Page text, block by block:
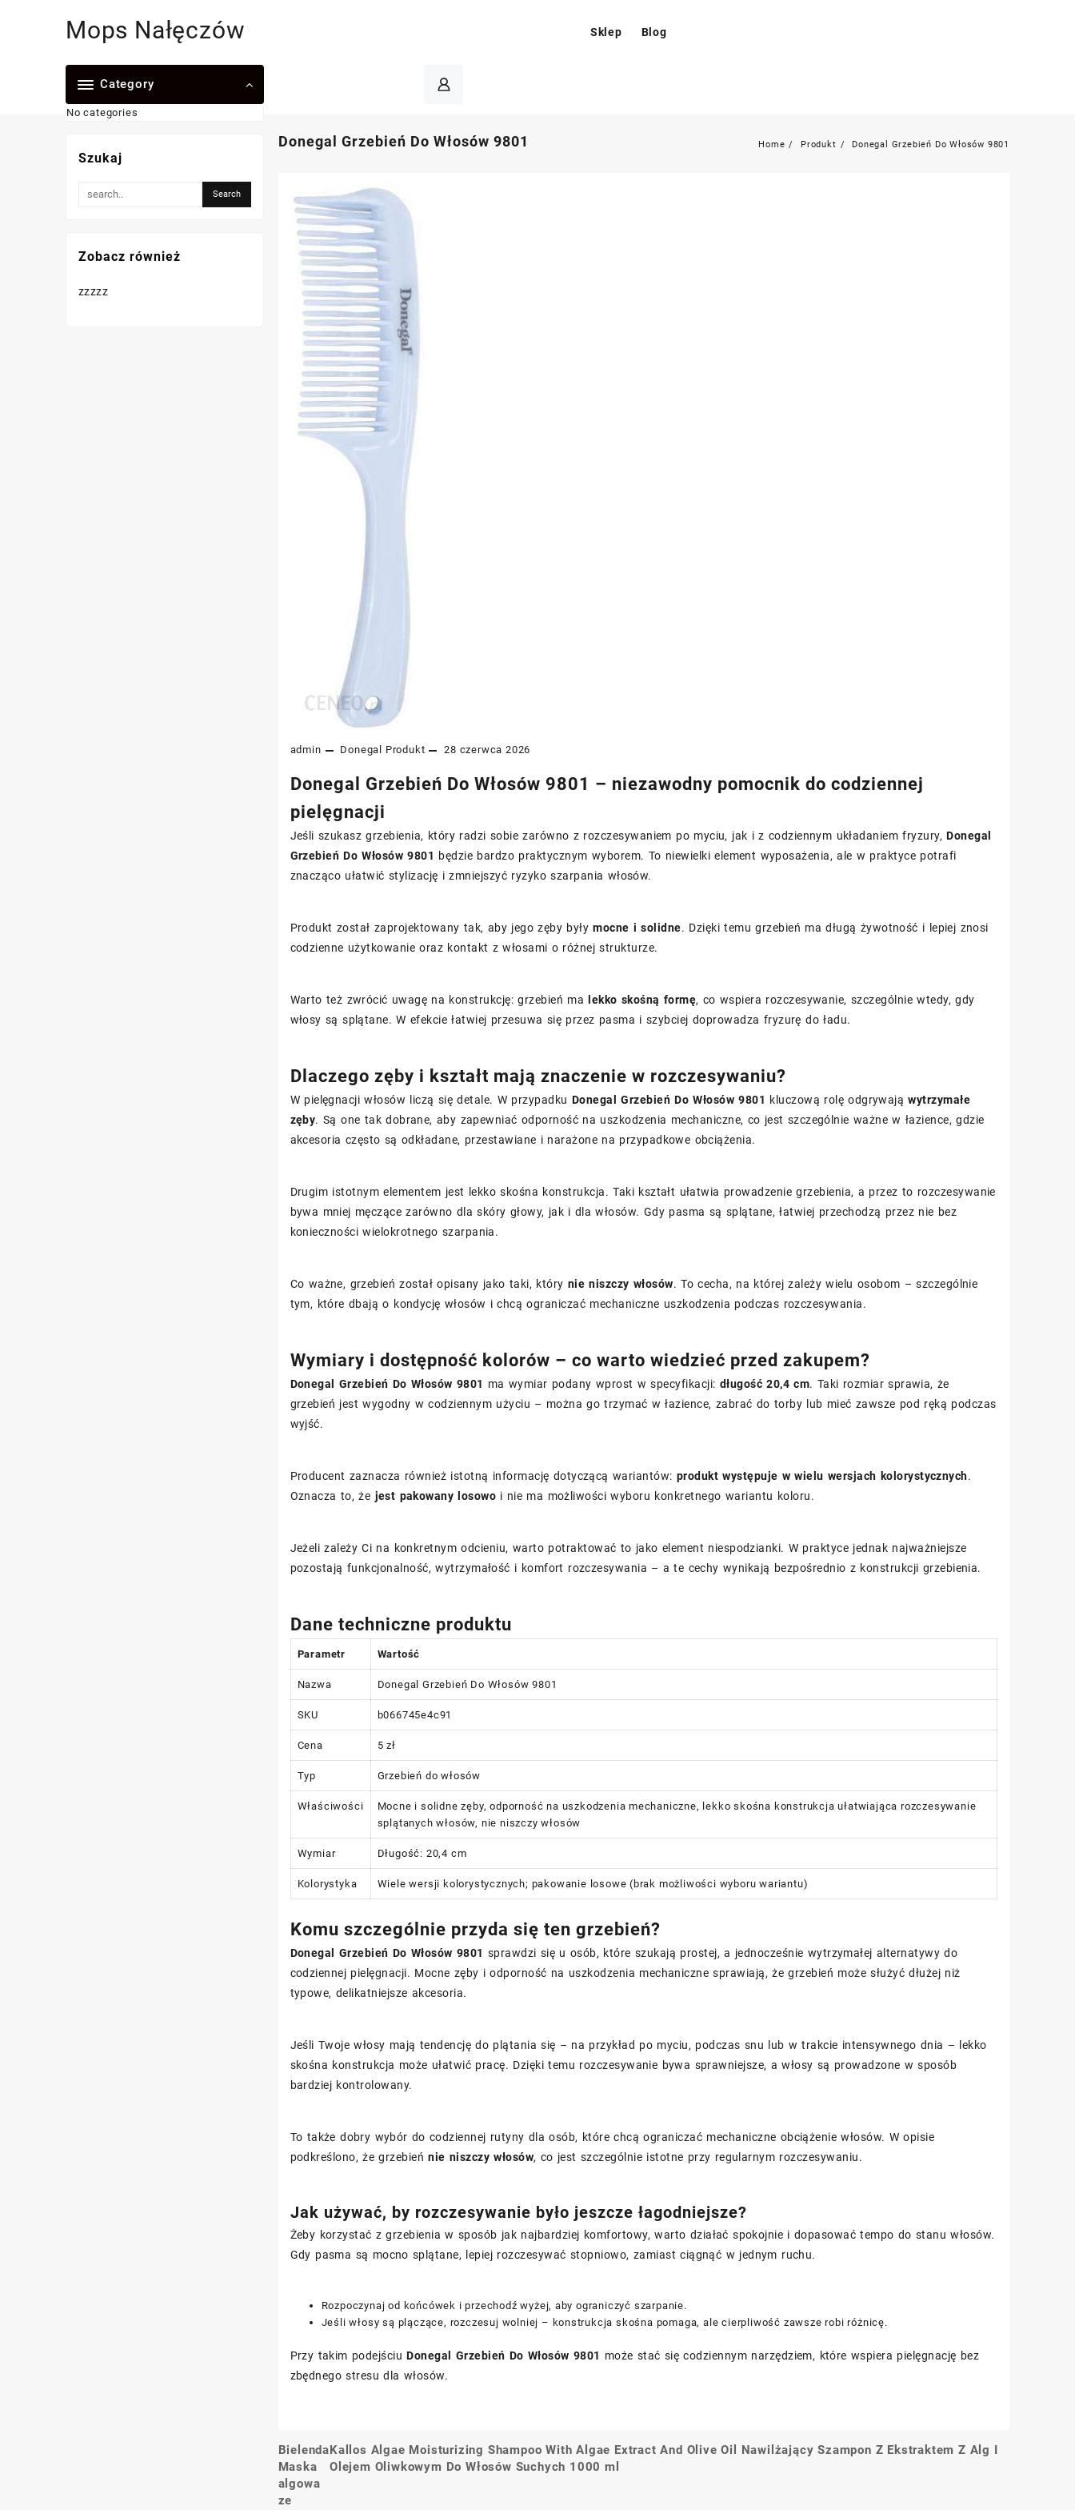
Mops Nałęczów Sklep Blog
Category
No categories
Donegal Grzebień Do Włosów 9801 Home Produkt Donegal Grzebień Do Włosów 9801
admin Donegal Produkt 28 czerwca 2026
Donegal Grzebień Do Włosów 9801 – niezawodny pomocnik do codziennej
pielęgnacji
Jeśli szukasz grzebienia, który radzi sobie zarówno z rozczesywaniem po myciu, jak i z codziennym układaniem fryzury,Donegal
Grzebień Do Włosów 9801 będzie bardzo praktycznym wyborem. To niewielki element wyposażenia, ale w praktyce potrafi
znacząco ułatwić stylizację i zmniejszyć ryzyko szarpania włosów.
Produkt został zaprojektowany tak, aby jego zęby byłymocne i solidne. Dzięki temu grzebień ma długą żywotność i lepiej znosi
codzienne użytkowanie oraz kontakt z włosami o różnej strukturze.
Warto też zwrócić uwagę na konstrukcję: grzebień ma lekko skośną formę, co wspiera rozczesywanie, szczególnie wtedy, gdy
włosy są splątane. W efekcie łatwiej przesuwa się przez pasma i szybciej doprowadza fryzurę do ładu.
Dlaczego zęby i kształt mają znaczenie w rozczesywaniu?
W pielęgnacji włosów liczą się detale. W przypadku Donegal Grzebień Do Włosów 9801 kluczową rolę odgrywająwytrzymałe
zęby. Są one tak dobrane, aby zapewniać odporność na uszkodzenia mechaniczne, co jest szczególnie ważne w łazience, gdzie
akcesoria często są odkładane, przestawiane i narażone na przypadkowe obciążenia.
Drugim istotnym elementem jest lekko skośna konstrukcja. Taki kształt ułatwia prowadzenie grzebienia, a przez to rozczesywanie
bywa mniej męczące zarówno dla skóry głowy, jak i dla włosów. Gdy pasma są splątane, łatwiej przechodzą przez nie bez
konieczności wielokrotnego szarpania.
Co ważne, grzebień został opisany jako taki, który nie niszczy włosów. To cecha, na której zależy wielu osobom – szczególnie
tym, które dbają o kondycję włosów i chcą ograniczać mechaniczne uszkodzenia podczas rozczesywania.
Wymiary i dostępność kolorów – co warto wiedzieć przed zakupem?
Donegal Grzebień Do Włosów 9801 ma wymiar podany wprost w specyfikacji: długość 20,4 cm. Taki rozmiar sprawia, że
grzebień jest wygodny w codziennym użyciu – można go trzymać w łazience, zabrać do torby lub mieć zawsze pod ręką podczas
wyjść.
Producent zaznacza również istotną informację dotyczącą wariantów: produkt występuje w wielu wersjach kolorystycznych.
Oznacza to, że jest pakowany losowo i nie ma możliwości wyboru konkretnego wariantu koloru.
Jeżeli zależy Ci na konkretnym odcieniu, warto potraktować to jako element niespodzianki. W praktyce jednak najważniejsze
pozostają funkcjonalność, wytrzymałość i komfort rozczesywania – a te cechy wynikają bezpośrednio z konstrukcji grzebienia.
Dane techniczne produktu
Parametr Wartość
Nazwa Donegal Grzebień Do Włosów 9801
SKU b066745e4c91
Cena 5 zł
Typ Grzebień do włosów
Właściwości
Mocne i solidne zęby, odporność na uszkodzenia mechaniczne, lekko skośna konstrukcja ułatwiająca rozczesywanie
splątanych włosów, nie niszczy włosów
Wymiar Długość: 20,4 cm
Kolorystyka Wiele wersji kolorystycznych; pakowanie losowe (brak możliwości wyboru wariantu)
Komu szczególnie przyda się ten grzebień?
Donegal Grzebień Do Włosów 9801 sprawdzi się u osób, które szukają prostej, a jednocześnie wytrzymałej alternatywy do
codziennej pielęgnacji. Mocne zęby i odporność na uszkodzenia mechaniczne sprawiają, że grzebień może służyć dłużej niż
typowe, delikatniejsze akcesoria.
Jeśli Twoje włosy mają tendencję do plątania się – na przykład po myciu, podczas snu lub w trakcie intensywnego dnia – lekko
skośna konstrukcja może ułatwić pracę. Dzięki temu rozczesywanie bywa sprawniejsze, a włosy są prowadzone w sposób
bardziej kontrolowany.
To także dobry wybór do codziennej rutyny dla osób, które chcą ograniczać mechaniczne obciążenie włosów. W opisie
podkreślono, że grzebieńnie niszczy włosów, co jest szczególnie istotne przy regularnym rozczesywaniu.
Jak używać, by rozczesywanie było jeszcze łagodniejsze?
Żeby korzystać z grzebienia w sposób jak najbardziej komfortowy, warto działać spokojnie i dopasować tempo do stanu włosów.
Gdy pasma są mocno splątane, lepiej rozczesywać stopniowo, zamiast ciągnąć w jednym ruchu.
Rozpoczynaj od końcówek i przechodź wyżej, aby ograniczyć szarpanie.
Jeśli włosy są plączące, rozczesuj wolniej – konstrukcja skośna pomaga, ale cierpliwość zawsze robi różnicę.
Przy takim podejściuDonegal Grzebień Do Włosów 9801 może stać się codziennym narzędziem, które wspiera pielęgnację bez
zbędnego stresu dla włosów.
Nawigacja
wpisu
Bielenda
Maska
algowa
ze
Kallos Algae Moisturizing Shampoo With Algae Extract And Olive Oil Nawilżający Szampon Z Ekstraktem Z Alg I
Olejem Oliwkowym Do Włosów Suchych 1000 ml
Szukaj
Zobacz również
zzzzz